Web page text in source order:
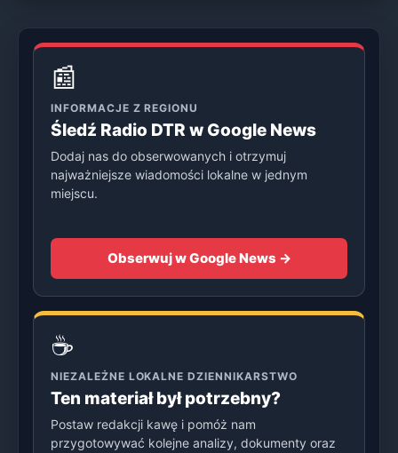
📰
INFORMACJE Z REGIONU
Śledź Radio DTR w Google News
Dodaj nas do obserwowanych i otrzymuj
najważniejsze wiadomości lokalne w jednym
miejscu.
Obserwuj w Google News →
☕
NIEZALEŻNE LOKALNE DZIENNIKARSTWO
Ten materiał był potrzebny?
Postaw redakcji kawę i pomóż nam
przygotowywać kolejne analizy, dokumenty oraz